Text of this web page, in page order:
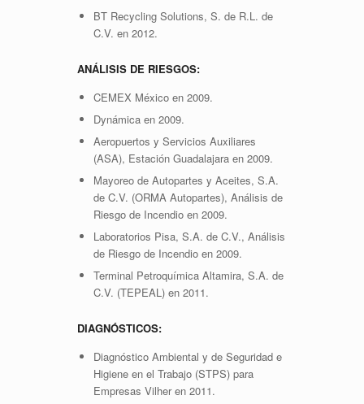
BT Recycling Solutions, S. de R.L. de
C.V. en 2012.
ANÁLISIS DE RIESGOS:
CEMEX México en 2009.
Dynámica en 2009.
Aeropuertos y Servicios Auxiliares
(ASA), Estación Guadalajara en 2009.
Mayoreo de Autopartes y Aceites, S.A.
de C.V. (ORMA Autopartes), Análisis de
Riesgo de Incendio en 2009.
Laboratorios Pisa, S.A. de C.V., Análisis
de Riesgo de Incendio en 2009.
Terminal Petroquímica Altamira, S.A. de
C.V. (TEPEAL) en 2011.
DIAGNÓSTICOS:
Diagnóstico Ambiental y de Seguridad e
Higiene en el Trabajo (STPS) para
Empresas Vilher en 2011.